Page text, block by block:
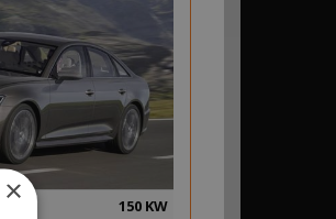
150 KW
×